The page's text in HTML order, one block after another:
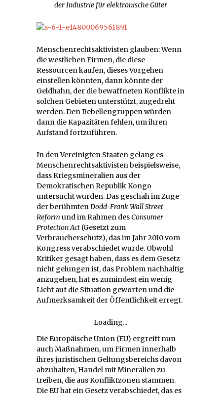
der Industrie für elektronische Güter
Menschenrechtsaktivisten glauben: Wenn
die westlichen Firmen, die diese
Ressourcen kaufen, dieses Vorgehen
einstellen könnten, dann könnte der
Geldhahn, der die bewaffneten Konflikte in
solchen Gebieten unterstützt, zugedreht
werden. Den Rebellengruppen würden
dann die Kapazitäten fehlen, um ihren
Aufstand fortzuführen.
In den Vereinigten Staaten gelang es
Menschenrechtsaktivisten beispielsweise,
dass Kriegsmineralien aus der
Demokratischen Republik Kongo
untersucht wurden. Das geschah im Zuge
der berühmtenDodd-Frank Wall Street
Reform und im Rahmen desConsumer
Protection Act (Gesetzt zum
Verbraucherschutz), das im Jahr 2010 vom
Kongress verabschiedet wurde. Obwohl
Kritiker gesagt haben, dass es dem Gesetz
nicht gelungen ist, das Problem nachhaltig
anzugehen, hat es zumindest ein wenig
Licht auf die Situation geworfen und die
Aufmerksamkeit der Öffentlichkeit erregt.
Loading...
Die Europäische Union (EU) ergreift nun
auch Maßnahmen, um Firmen innerhalb
ihres juristischen Geltungsbereichs davon
abzuhalten, Handel mit Mineralien zu
treiben, die aus Konfliktzonen stammen.
Die EU hat ein Gesetz verabschiedet, das es